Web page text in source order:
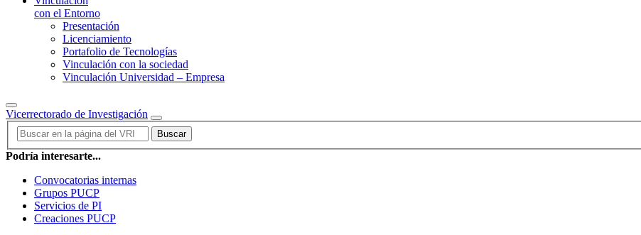
con el Entorno
Presentación
Licenciamiento
Portafolio de Tecnologías
Vinculación con la sociedad
Vinculación Universidad – Empresa
Vicerrectorado de Investigación
Buscar
Podría interesarte...
Convocatorias internas
Grupos PUCP
Servicios de PI
Creaciones PUCP